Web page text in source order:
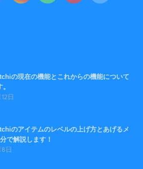
の現在の機能とこれからの機能について
日
のアイテムのレベルの上げ方とあげるメ
で解説します！
日